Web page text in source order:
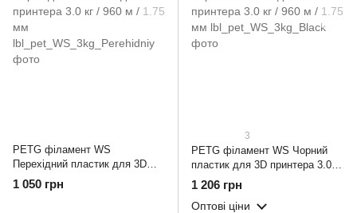
PETG філамент WS
Перехідний пластик для 3D
принтера 3.0 кг / 960 м / 1.75
мм
1 050 грн
3
PETG філамент WS Чорний
пластик для 3D принтера 3.0 кг
/ 960 м / 1.75 мм
1 206 грн
Оптові ціни